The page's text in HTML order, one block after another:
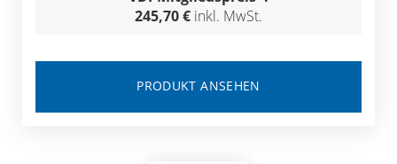
245,70 € inkl. MwSt.
PRODUKT ANSEHEN